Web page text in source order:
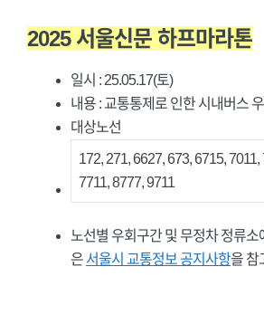
2025 서울신문 하프마라톤
일시 : 25.05.17(토)
내용 : 교통통제로 인한 시내버스
대상노선
172, 271, 6627, 673, 6715,
7711, 8777, 9711
노선별 우회구간 및 무정차 정류소
은 서울시 교통정보 공지사항을 참